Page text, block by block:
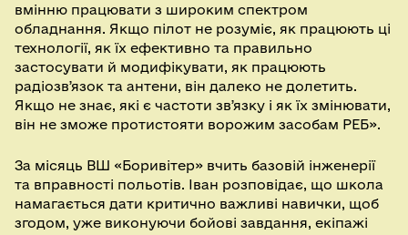
вмінню працювати з широким спектром
обладнання. Якщо пілот не розуміє, як працюють ці
технології, як їх ефективно та правильно
застосувати й модифікувати, як працюють
радіозвʼязок та антени, він далеко не долетить.
Якщо не знає, які є частоти звʼязку і як їх змінювати,
він не зможе протистояти ворожим засобам РЕБ».
За місяць ВШ «Боривітер» вчить базовій інженерії
та вправності польотів. Іван розповідає, що школа
намагається дати критично важливі навички, щоб
згодом, уже виконуючи бойові завдання, екіпажі